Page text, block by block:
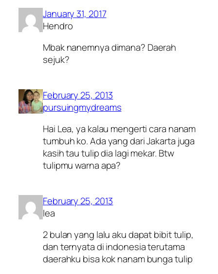
January 31, 2017
Hendro
Mbak nanemnya dimana? Daerah
sejuk?
February 25, 2013
pursuingmydreams
Hai Lea, ya kalau mengerti cara nanam
tumbuh ko. Ada yang dari Jakarta juga
kasih tau tulip dia lagi mekar. Btw
tulipmu warna apa?
February 25, 2013
lea
2 bulan yang lalu aku dapat bibit tulip,
dan ternyata di indonesia terutama
daerahku bisa kok nanam bunga tulip